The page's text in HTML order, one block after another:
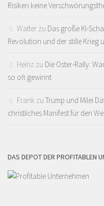
Risiken keine
Walter zu Das große KI-
Revolution und der stille Krieg
Heinz zu Die Oster-Rally:
so oft gewinnt
Frank zu Trump und Milei
christliches Manifest für den
DAS DEPOT DER PROFITABLEN